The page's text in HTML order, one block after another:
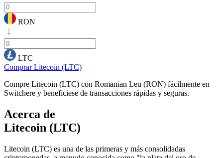
RON
LTC
Comprar Litecoin (LTC)
Compre Litecoin (LTC) con Romanian Leu (RON) fácilmente en
Switchere y benefíciese de transacciones rápidas y seguras.
Acerca de
Litecoin (LTC)
Litecoin (LTC) es una de las primeras y más consolidadas